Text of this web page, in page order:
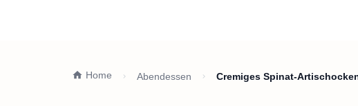
Home Abendessen Cremiges Spinat-